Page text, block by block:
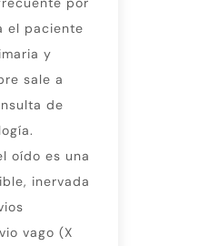
el paciente
y
sale a
de
oído es una
inervada
vago (X